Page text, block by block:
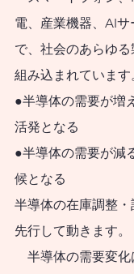
いても持
らし方・
そのような
方・働き
な資産形成
用が必要
す。人口減
産運用の
やるべきこ
来にわた
電、産業機器、AIサ
で、社会のあらゆ
組み込まれています
●半導体の需要が増
活発となる
●半導体の需要が減
候となる
半導体の在庫調整
先行して動きます。